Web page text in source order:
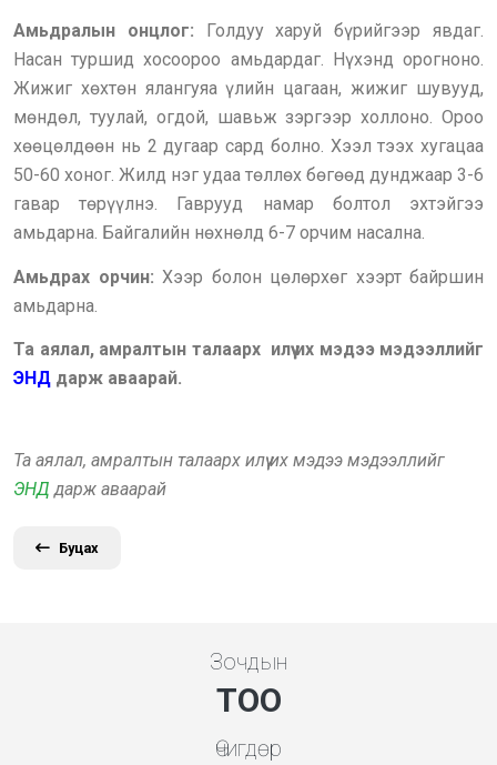
Амьдралын онцлог:
Голдуу харуй бүрийгээр явдаг.
Насан туршид хосоороо амьдардаг. Нүхэнд орогноно.
Жижиг хөхтөн ялангуяа үлийн цагаан, жижиг шувууд,
мөндөл, туулай, огдой, шавьж зэргээр холлоно. Ороо
хөөцөлдөөн нь 2 дугаар сард болно. Хээл тээх хугацаа
50-60 хоног. Жилд нэг удаа төллөх бөгөөд дунджаар 3-6
гавар төрүүлнэ. Гаврууд намар болтол эхтэйгээ
амьдарна. Байгалийн нөхнөлд 6-7 орчим насална.
Амьдрах орчин: Хээр болон цөлөрхөг хээрт байршин
амьдарна.
Та аялал, амралтын талаарх илүү их мэдээ мэдээллийг
ЭНД дарж аваарай.
Та аялал, амралтын талаарх илүү их мэдээ мэдээллийг
ЭНД дарж аваарай
Буцах
Зочдын
ТОО
Өчигдөр